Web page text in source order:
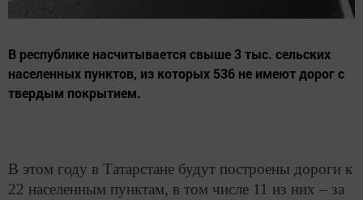
В республике насчитывается свыше 3 тыс. сельских
населенных пунктов, из которых 536 не имеют дорог с
твердым покрытием.
В этом году в Татарстане будут построены дороги к
22 населенным пунктам, в том числе 11 из них – за